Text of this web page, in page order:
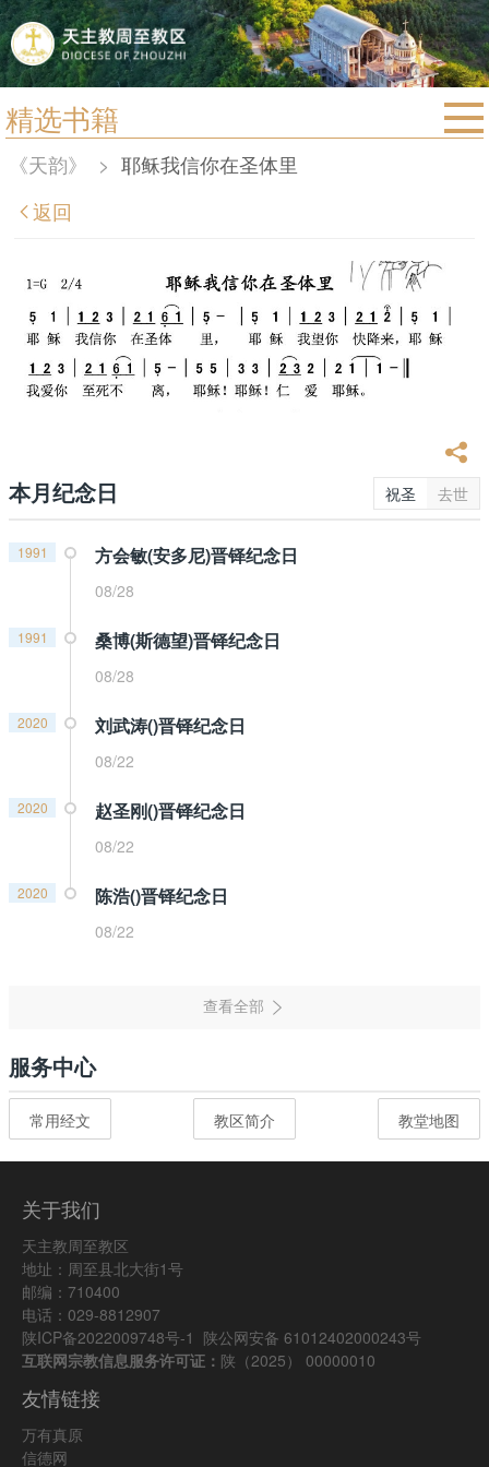
精选书籍
首页
宗教法规
教区简介
信仰文萃
教会圣月
《天韵》 > 耶稣我信你在圣体里
返回
本月纪念日 祝圣 去世
1991 方会敏(安多尼)晋铎纪念日
08/28
1991 桑博(斯德望)晋铎纪念日
08/28
2020 刘武涛()晋铎纪念日
08/22
2020 赵圣刚()晋铎纪念日
08/22
2020 陈浩()晋铎纪念日
08/22
服务中心
常用经文 教区简介 教堂地图
关于我们
天主教周至教区
地址：周至县北大街1号
邮编：710400
电话：029-8812907
陕ICP备2022009748号-1 陕公网安备 61012402000243号
互联网宗教信息服务许可证： 陕（2025） 00000010
友情链接
万有真原
信德网